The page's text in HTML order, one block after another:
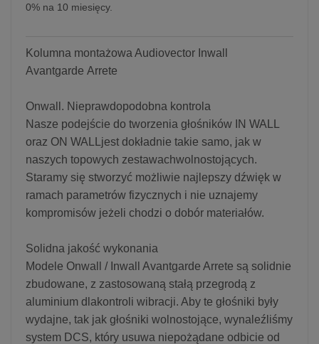
0% na 10 miesięcy.
Kolumna montażowa Audiovector Inwall
Avantgarde Arrete
Onwall. Nieprawdopodobna kontrola
Nasze podejście do tworzenia głośników IN WALL
oraz ON WALLjest dokładnie takie samo, jak w
naszych topowych zestawachwolnostojących.
Staramy się stworzyć możliwie najlepszy dźwięk w
ramach parametrów fizycznych i nie uznajemy
kompromisów jeżeli chodzi o dobór materiałów.
Solidna jakość wykonania
Modele Onwall / Inwall Avantgarde Arrete są solidnie
zbudowane, z zastosowaną stałą przegrodą z
aluminium dlakontroli wibracji. Aby te głośniki były
wydajne, tak jak głośniki wolnostojące, wynaleźliśmy
system DCS, który usuwa niepożądane odbicie od